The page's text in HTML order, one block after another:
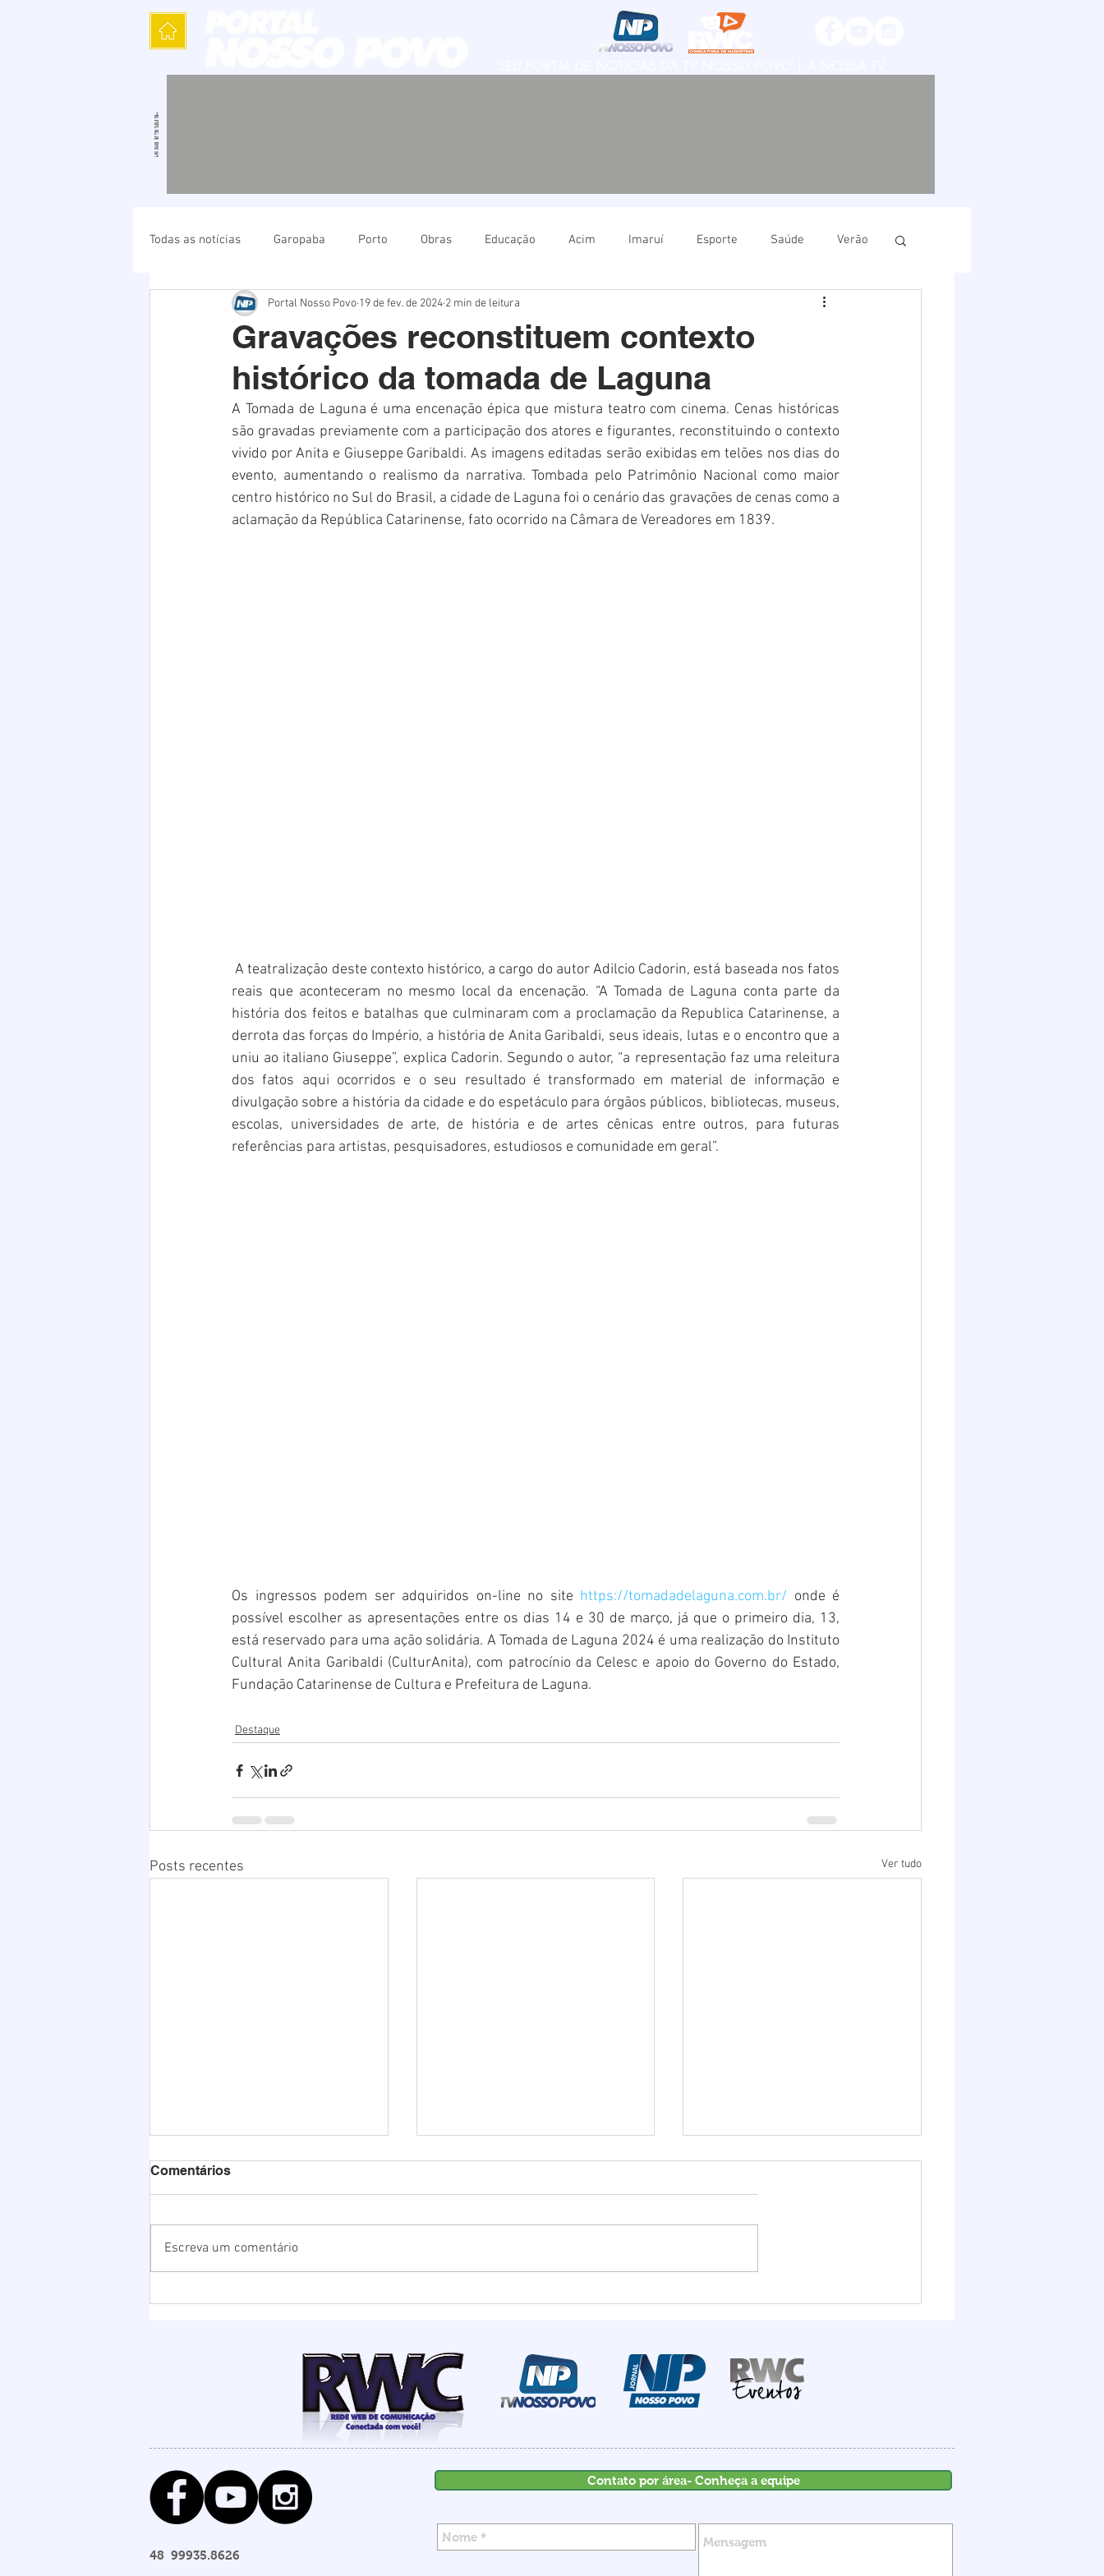
Todas as notícias Garopaba Porto Obras Educação Acim Imaruí Esporte Saúde Verão
Cultura Polícia Natureza Imbituba Imbituba
Verão Saúde Polícia Destaque Laguna Linha Destaques 1
infraestrutura Natal PERDIDOS
Gravações reconstituem contexto
histórico da tomada de Laguna
Portal Nosso Povo 19 de fev. de 2024 2 min de leitura
A Tomada de Laguna é uma encenação épica que mistura teatro com cinema. Cenas históricas
são gravadas previamente com a participação dos atores e figurantes, reconstituindo o contexto
vivido por Anita e Giuseppe Garibaldi. As imagens editadas serão exibidas em telões nos dias do
evento, aumentando o realismo da narrativa. Tombada pelo Patrimônio Nacional como maior
centro histórico no Sul do Brasil, a cidade de Laguna foi o cenário das gravações de cenas como a
aclamação da República Catarinense, fato ocorrido na Câmara de Vereadores em 1839.
A teatralização deste contexto histórico, a cargo do autor Adilcio Cadorin, está baseada nos fatos
reais que aconteceram no mesmo local da encenação. “A Tomada de Laguna conta parte da
história dos feitos e batalhas que culminaram com a proclamação da Republica Catarinense, a
derrota das forças do Império, a história de Anita Garibaldi, seus ideais, lutas e o encontro que a
uniu ao italiano Giuseppe”, explica Cadorin. Segundo o autor, “a representação faz uma releitura
dos fatos aqui ocorridos e o seu resultado é transformado em material de informação e
divulgação sobre a história da cidade e do espetáculo para órgãos públicos, bibliotecas, museus,
escolas, universidades de arte, de história e de artes cênicas entre outros, para futuras
referências para artistas, pesquisadores, estudiosos e comunidade em geral”.
Os ingressos podem ser adquiridos on-line no site https://tomadadelaguna.com.br/ onde é
possível escolher as apresentações entre os dias 14 e 30 de março, já que o primeiro dia, 13,
está reservado para uma ação solidária. A Tomada de Laguna 2024 é uma realização do Instituto
Cultural Anita Garibaldi (CulturAnita), com patrocínio da Celesc e apoio do Governo do Estado,
Fundação Catarinense de Cultura e Prefeitura de Laguna.
Destaque
Posts recentes Ver tudo
maio em 18 anos
investimentos até 2030
Comentários
Escreva um comentário
48 99935.8626
Contato por área- Conheça a equipe